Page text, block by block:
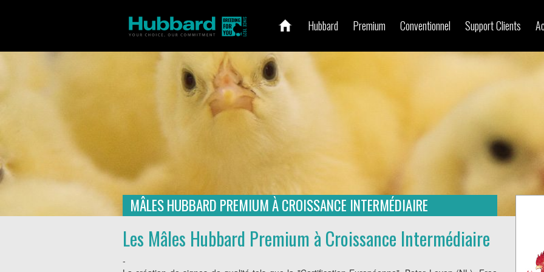
Hubbard Premium Conventionnel Support Clients
Accueil/Produits/Mâles Hubbard
MÂLES HUBBARD PREMIUM À CROISSANCE INTERMÉDIAIRE
Les Mâles Hubbard Premium à Croissance Intermédiaire
-